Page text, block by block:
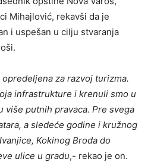
Mihajlović, rekavši da je
i uspešan u cilju stvaranja
za razvoj turizma.
infrastrukture i krenuli smo u
putnih pravaca. Pre svega
a sledeće godine i kružnog
Kokinog Broda do
ulice u gradu,- rekao je on.